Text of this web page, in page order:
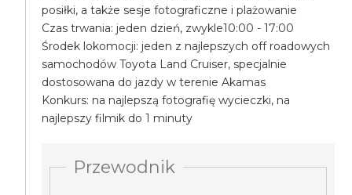
posiłki, a także sesje fotograficzne i plażowanie
Czas trwania: jeden dzień, zwykle10:00 - 17:00
Środek lokomocji: jeden z najlepszych off roadowych
samochodów Toyota Land Cruiser, specjalnie
dostosowana do jazdy w terenie Akamas
Konkurs: na najlepszą fotografię wycieczki, na
najlepszy filmik do 1 minuty
Przewodnik